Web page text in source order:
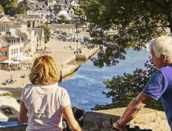
colonnes
les colonnes affichées
des réseaux sociaux